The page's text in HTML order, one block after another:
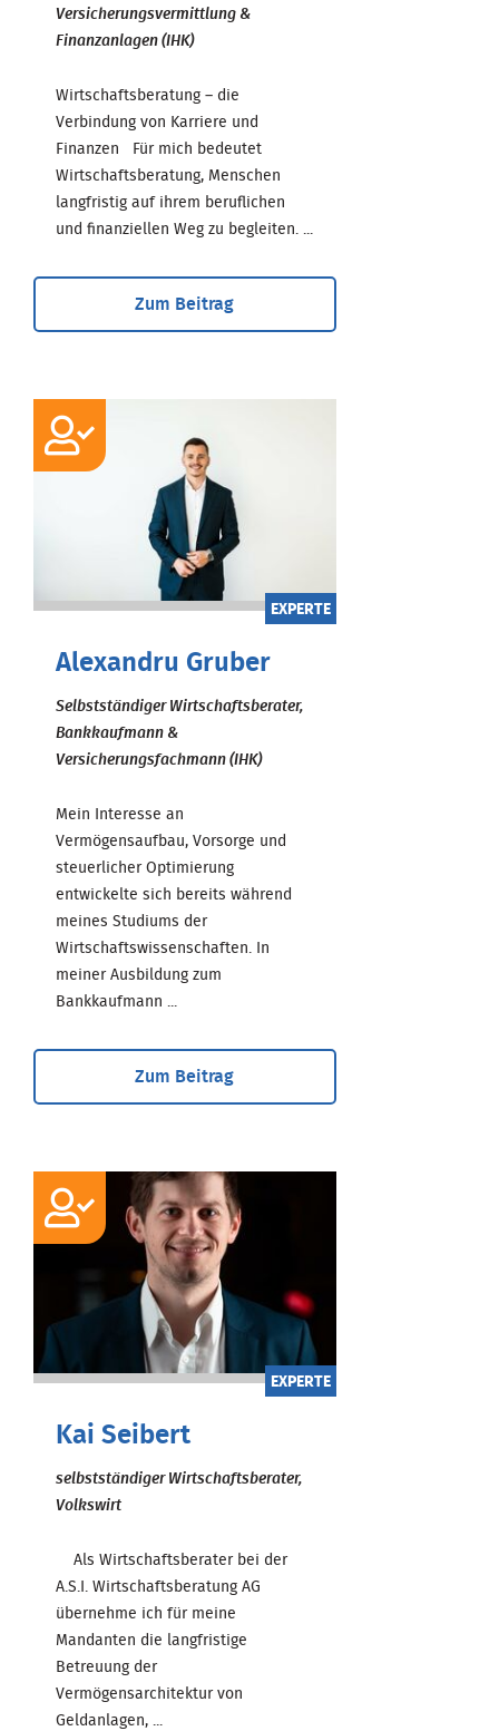
Versicherungsvermittlung &
Finanzanlagen (IHK)
Wirtschaftsberatung – die
Verbindung von Karriere und
Finanzen Für mich bedeutet
Wirtschaftsberatung, Menschen
langfristig auf ihrem beruflichen
und finanziellen Weg zu begleiten. ...
Zum Beitrag
EXPERTE
Alexandru Gruber
Selbstständiger Wirtschaftsberater,
Bankkaufmann &
Versicherungsfachmann (IHK)
Mein Interesse an
Vermögensaufbau, Vorsorge und
steuerlicher Optimierung
entwickelte sich bereits während
meines Studiums der
Wirtschaftswissenschaften. In
meiner Ausbildung zum
Bankkaufmann ...
Zum Beitrag
EXPERTE
Kai Seibert
selbstständiger Wirtschaftsberater,
Volkswirt
Als Wirtschaftsberater bei der
A.S.I. Wirtschaftsberatung AG
übernehme ich für meine
Mandanten die langfristige
Betreuung der
Vermögensarchitektur von
Geldanlagen, ...